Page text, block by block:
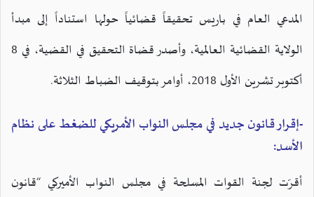
المدعي العام في باريس تحقيقاً قضائياً حولها استناداً إلى مبدأ
الولاية القضائية العالمية، وأصدر قضاة التحقيق في القضية، في 8
أكتوبر تشرين الأول 2018، أوامر بتوقيف الضباط الثلاثة.
-إقرار قانون جديد في مجلس النواب الأمريكي للضغط على نظام
الأسد:
أقرّت لجنة القوات المسلحة في مجلس النواب الأميركي “قانون